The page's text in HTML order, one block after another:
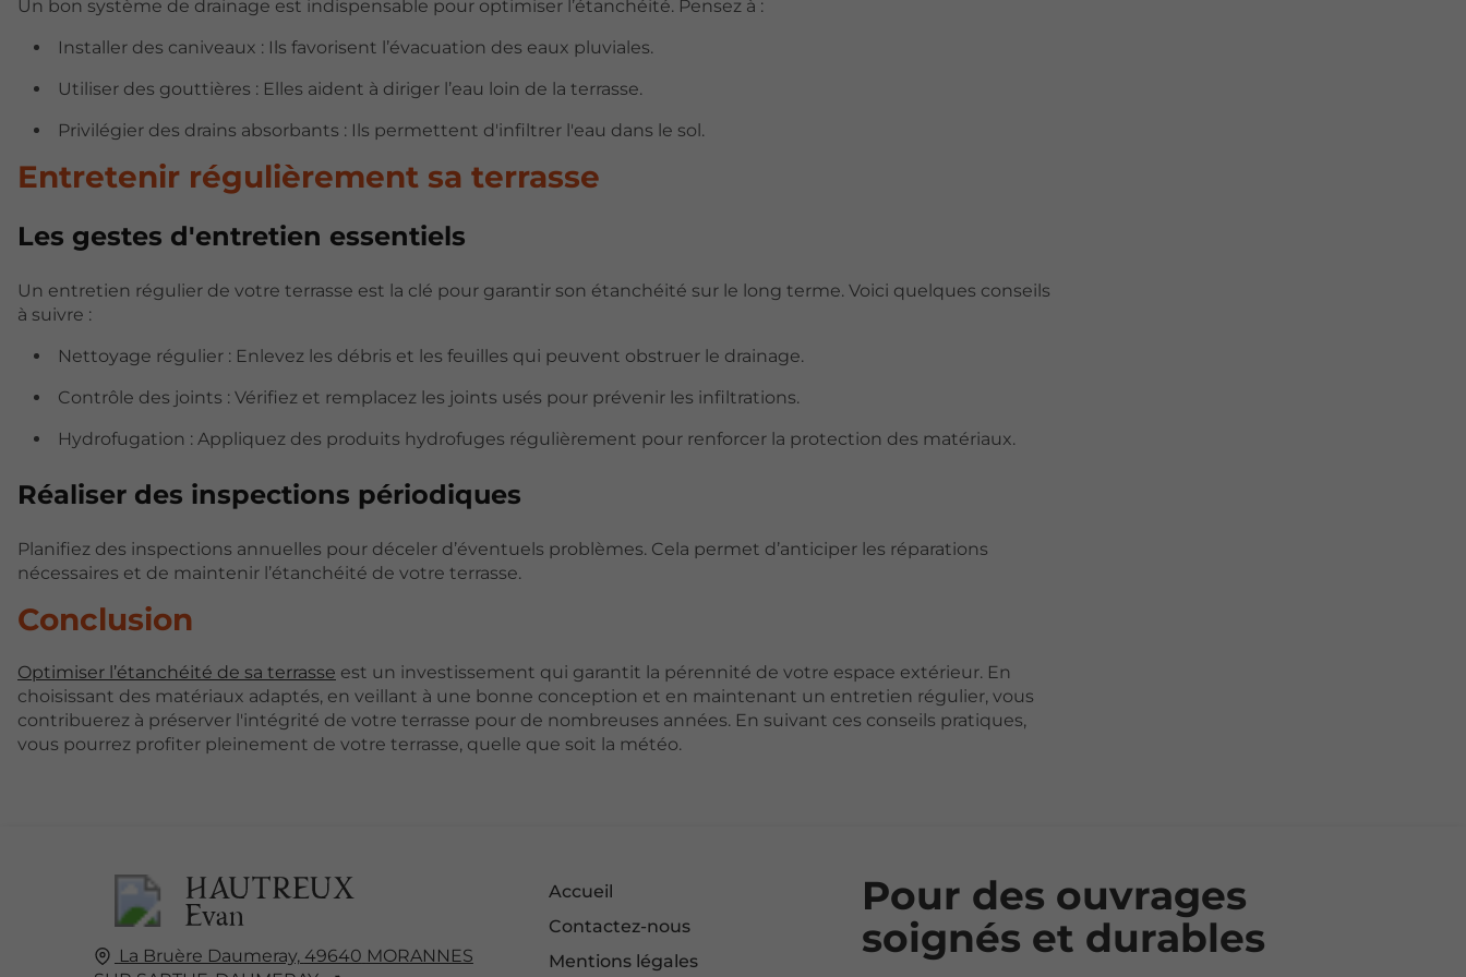
Un bon système de drainage est indispensable pour optimiser l’étanchéité. Pensez à :
Installer des caniveaux : Ils favorisent l’évacuation des eaux pluviales.
Utiliser des gouttières : Elles aident à diriger l’eau loin de la terrasse.
Privilégier des drains absorbants : Ils permettent d'infiltrer l'eau dans le sol.
Entretenir régulièrement sa terrasse
Les gestes d'entretien essentiels
Un entretien régulier de votre terrasse est la clé pour garantir son étanchéité sur le long terme. Voici quelques conseils
à suivre :
Nettoyage régulier : Enlevez les débris et les feuilles qui peuvent obstruer le drainage.
Contrôle des joints : Vérifiez et remplacez les joints usés pour prévenir les infiltrations.
Hydrofugation : Appliquez des produits hydrofuges régulièrement pour renforcer la protection des matériaux.
Réaliser des inspections périodiques
Planifiez des inspections annuelles pour déceler d’éventuels problèmes. Cela permet d’anticiper les réparations
nécessaires et de maintenir l’étanchéité de votre terrasse.
Conclusion
Optimiser l’étanchéité de sa terrasse est un investissement qui garantit la pérennité de votre espace extérieur. En
choisissant des matériaux adaptés, en veillant à une bonne conception et en maintenant un entretien régulier, vous
contribuerez à préserver l'intégrité de votre terrasse pour de nombreuses années. En suivant ces conseils pratiques,
vous pourrez profiter pleinement de votre terrasse, quelle que soit la météo.
La Bruère Daumeray, 49640 MORANNES
Accueil
Contactez-nous
Mentions légales
Pour des ouvrages
soignés et durables